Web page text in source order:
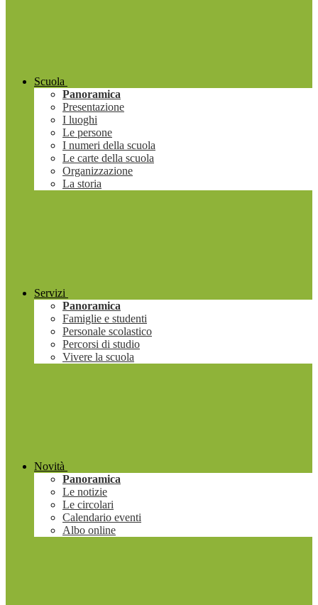
Scuola
Panoramica
Presentazione
I luoghi
Le persone
I numeri della scuola
Le carte della scuola
Organizzazione
La storia
Servizi
Panoramica
Famiglie e studenti
Personale scolastico
Percorsi di studio
Vivere la scuola
Novità
Panoramica
Le notizie
Le circolari
Calendario eventi
Albo online